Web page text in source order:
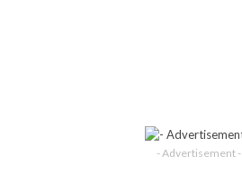
- Advertisement -